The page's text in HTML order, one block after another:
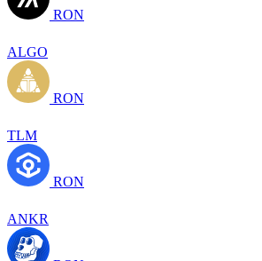
RON
ALGO
RON
TLM
RON
ANKR